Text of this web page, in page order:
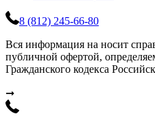
8 (812) 245-66-80
Вся информация на носит
публичной офертой,
Гражданского кодекса
➞